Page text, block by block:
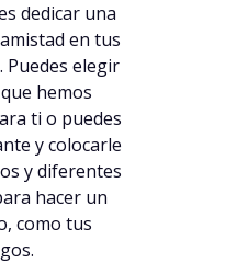
dedicar una
en tus
Puedes elegir
hemos
ti o puedes
y colocarle
y diferentes
hacer un
como tus